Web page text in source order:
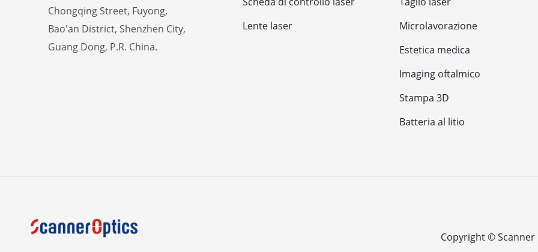
Chongqing Street, Fuyong,
Bao'an District, Shenzhen City,
Guang Dong, P.R. China.
Lente laser
Microlavorazione
Estetica medica
Imaging oftalmico
Stampa 3D
Batteria al litio
Copyright ©Scanner